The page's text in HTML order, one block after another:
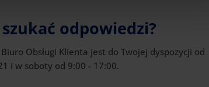
odpowiedzi?
Obsługi Klienta jest do Twojej dyspozycji od
i w soboty od 9:00 - 17:00.